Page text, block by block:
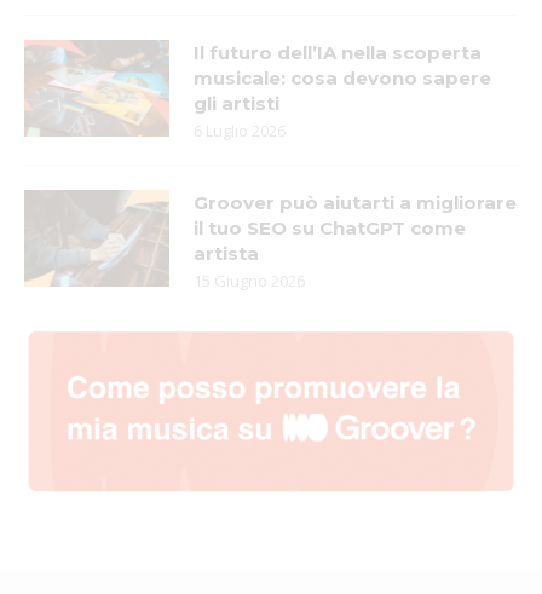
Il futuro dell’IA nella scoperta
musicale: cosa devono sapere
gli artisti
6 Luglio 2026
Groover può aiutarti a migliorare
il tuo SEO su ChatGPT come
artista
15 Giugno 2026